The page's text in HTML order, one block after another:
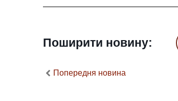
Поширити новину:
Попередня новина